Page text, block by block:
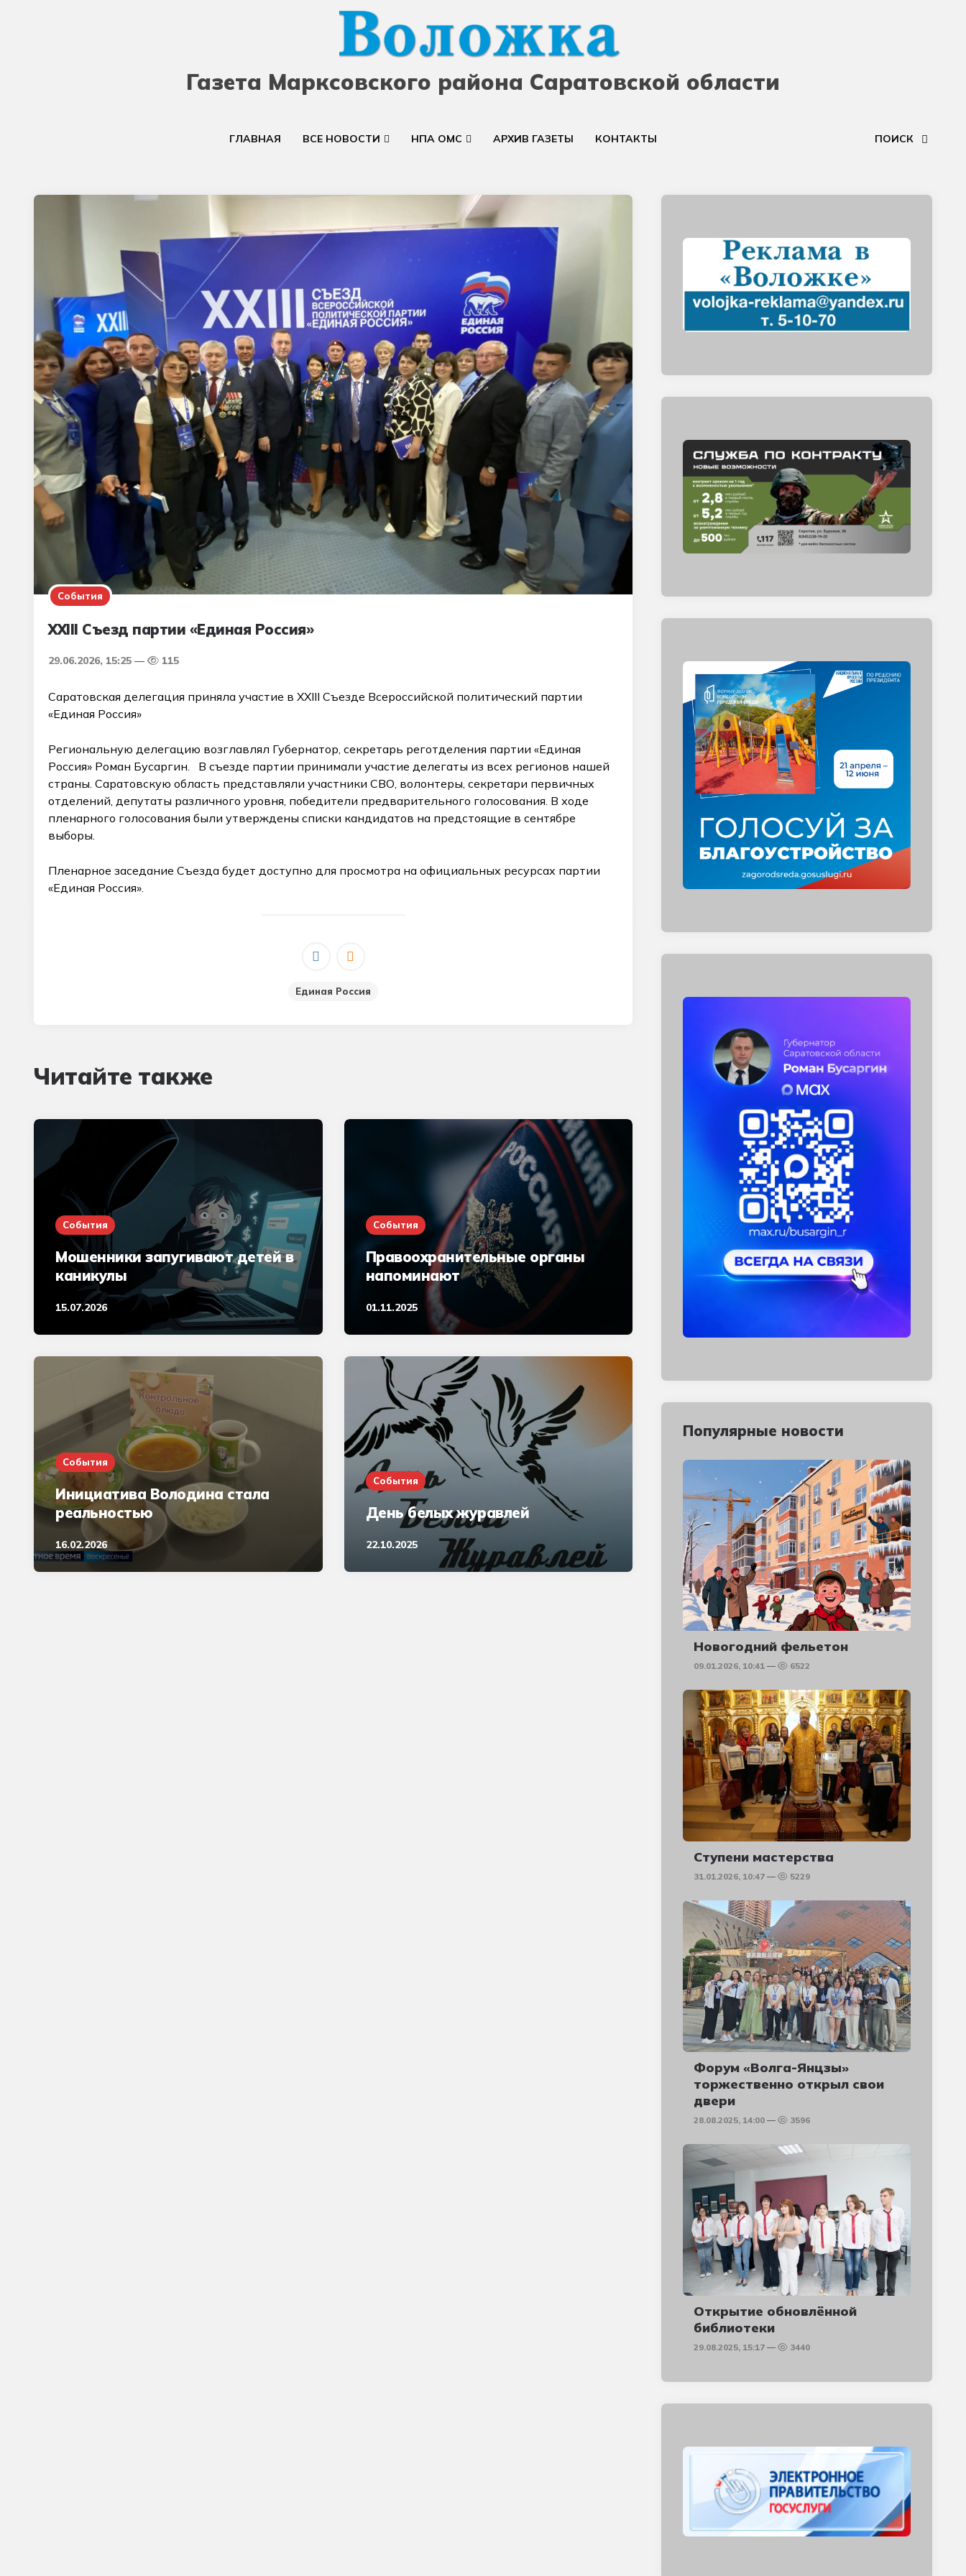
Газета Марксовского района Саратовской области
ГЛАВНАЯ ВСЕ НОВОСТИ НПА ОМС АРХИВ ГАЗЕТЫ КОНТАКТЫ ПОИСК
События
XXIII Съезд партии «Единая Россия»
29.06.2026, 15:25 115
Саратовская делегация приняла участие в XXIII Съезде Всероссийской политический партии
«Единая Россия»
Региональную делегацию возглавлял Губернатор, секретарь реготделения партии «Единая
Россия» Роман Бусаргин. В съезде партии принимали участие делегаты из всех регионов нашей
страны. Саратовскую область представляли участники СВО, волонтеры, секретари первичных
отделений, депутаты различного уровня, победители предварительного голосования. В ходе
пленарного голосования были утверждены списки кандидатов на предстоящие в сентябре
выборы.
Пленарное заседание Съезда будет доступно для просмотра на официальных ресурсах партии
«Единая Россия».
Единая Россия
Читайте также
События
Мошенники запугивают детей в
каникулы
15.07.2026
События
Правоохранительные органы
напоминают
01.11.2025
События
Инициатива Володина стала
реальностью
16.02.2026
События
День белых журавлей
22.10.2025
Популярные новости
Новогодний фельетон
09.01.2026, 10:41 6522
Ступени мастерства
31.01.2026, 10:47 5229
Форум «Волга-Янцзы»
торжественно открыл свои
двери
28.08.2025, 14:00 3596
Открытие обновлённой
библиотеки
29.08.2025, 15:17 3440